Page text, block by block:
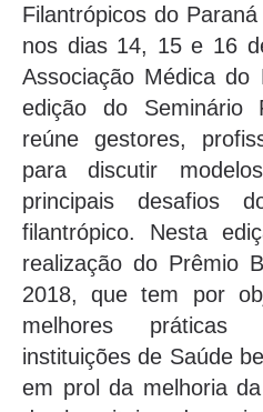
Filantrópicos do
nos dias 14, 15 e 16
Associação Médica do
edição do Seminário
reúne gestores,
para discutir
principais desafios
filantrópico. Nesta
realização do Prêmio
2018, que tem por
melhores práticas
instituições de Saúde
em prol da melhoria